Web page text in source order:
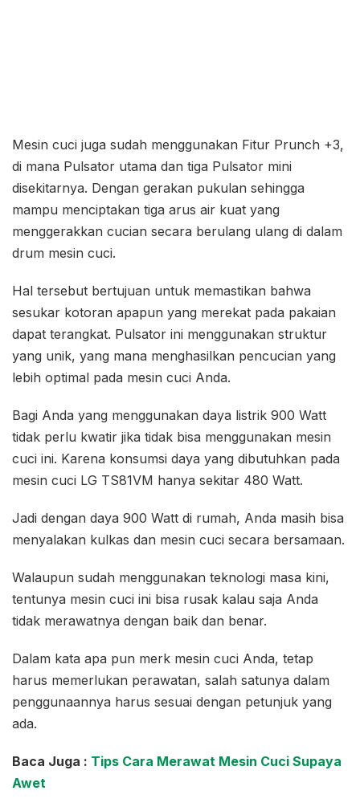
Mesin cuci juga sudah menggunakan Fitur Prunch +3,
di mana Pulsator utama dan tiga Pulsator mini
disekitarnya. Dengan gerakan pukulan sehingga
mampu menciptakan tiga arus air kuat yang
menggerakkan cucian secara berulang ulang di dalam
drum mesin cuci.
Hal tersebut bertujuan untuk memastikan bahwa
sesukar kotoran apapun yang merekat pada pakaian
dapat terangkat. Pulsator ini menggunakan struktur
yang unik, yang mana menghasilkan pencucian yang
lebih optimal pada mesin cuci Anda.
Bagi Anda yang menggunakan daya listrik 900 Watt
tidak perlu kwatir jika tidak bisa menggunakan mesin
cuci ini. Karena konsumsi daya yang dibutuhkan pada
mesin cuci LG TS81VM hanya sekitar 480 Watt.
Jadi dengan daya 900 Watt di rumah, Anda masih bisa
menyalakan kulkas dan mesin cuci secara bersamaan.
Walaupun sudah menggunakan teknologi masa kini,
tentunya mesin cuci ini bisa rusak kalau saja Anda
tidak merawatnya dengan baik dan benar.
Dalam kata apa pun merk mesin cuci Anda, tetap
harus memerlukan perawatan, salah satunya dalam
penggunaannya harus sesuai dengan petunjuk yang
ada.
Baca Juga : Tips Cara Merawat Mesin Cuci Supaya
Awet